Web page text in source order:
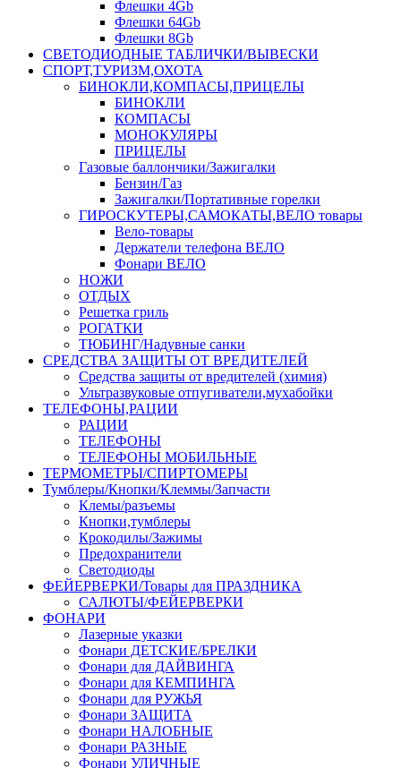
Флешки 4Gb
Флешки 64Gb
Флешки 8Gb
СВЕТОДИОДНЫЕ ТАБЛИЧКИ/ВЫВЕСКИ
СПОРТ,ТУРИЗМ,ОХОТА
БИНОКЛИ,КОМПАСЫ,ПРИЦЕЛЫ
БИНОКЛИ
КОМПАСЫ
МОНОКУЛЯРЫ
ПРИЦЕЛЫ
Газовые баллончики/Зажигалки
Бензин/Газ
Зажигалки/Портативные горелки
ГИРОСКУТЕРЫ,САМОКАТЫ,ВЕЛО товары
Вело-товары
Держатели телефона ВЕЛО
Фонари ВЕЛО
НОЖИ
ОТДЫХ
Решетка гриль
РОГАТКИ
ТЮБИНГ/Надувные санки
СРЕДСТВА ЗАЩИТЫ ОТ ВРЕДИТЕЛЕЙ
Средства защиты от вредителей (химия)
Ультразвуковые отпугиватели,мухабойки
ТЕЛЕФОНЫ,РАЦИИ
РАЦИИ
ТЕЛЕФОНЫ
ТЕЛЕФОНЫ МОБИЛЬНЫЕ
ТЕРМОМЕТРЫ/СПИРТОМЕРЫ
Тумблеры/Кнопки/Клеммы/Запчасти
Клемы/разъемы
Кнопки,тумблеры
Крокодилы/Зажимы
Предохранители
Светодиоды
ФЕЙЕРВЕРКИ/Товары для ПРАЗДНИКА
САЛЮТЫ/ФЕЙЕРВЕРКИ
ФОНАРИ
Лазерные указки
Фонари ДЕТСКИЕ/БРЕЛКИ
Фонари для ДАЙВИНГА
Фонари для КЕМПИНГА
Фонари для РУЖЬЯ
Фонари ЗАЩИТА
Фонари НАЛОБНЫЕ
Фонари РАЗНЫЕ
Фонари УЛИЧНЫЕ